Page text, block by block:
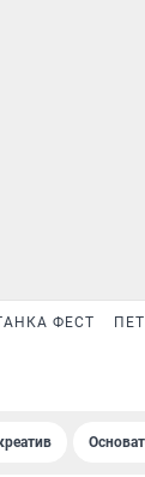
ФЕСТ